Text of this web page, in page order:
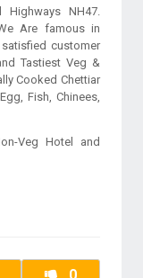
Highways NH47.
Are famous in
customer
Tastiest Veg &
Cooked Chettiar
Fish, Chinees,
Veg Hotel and
0